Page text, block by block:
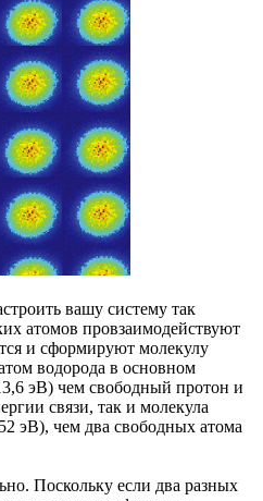
вашу систему так
атомов провзаимодействуют
и сформируют молекулу
водорода в основном
эВ) чем свободный протон и
связи, так и молекула
эВ), чем два свободных атома
Поскольку если два разных